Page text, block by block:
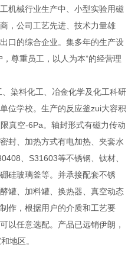
机械行业生产中、小型实验用磁
，公司工艺先进、技术力量雄
口的综合企业。集多年的生产设
尊重员工，以人为本”的经营理
染料化工、冶金化学及化工科研
位学校。生产的反应釜zui大容积
真空-6Pa。轴封形式有磁力传动
封、加热方式有电加热、夹套水
、S31603等不锈钢、钛材、
硅玻璃釜等。并承接配套不锈
罐、加料罐、换热器、真空动态
作，根据用户的介质和工艺要
以任意选配。产品已远销伊朗，
地区。